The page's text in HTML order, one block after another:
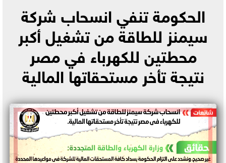
الحكومة تنفي انسحاب شركة
سيمنز للطاقة من تشغيل أكبر
محطتين للكهرباء في مصر
نتيجة تأخر مستحقاتها المالية